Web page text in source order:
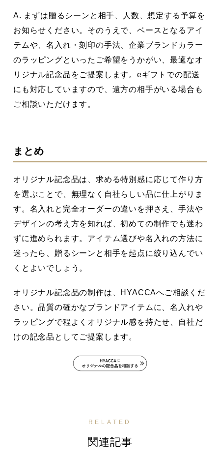
A. まずは贈るシーンと相手、人数、想定する予算を
お知らせください。そのうえで、ベースとなるアイ
テムや、名入れ・刻印の手法、企業ブランドカラー
のラッピングといったご希望をうかがい、最適なオ
リジナル記念品をご提案します。eギフトでの配送
にも対応していますので、遠方の相手がいる場合も
ご相談いただけます。
まとめ
オリジナル記念品は、求める特別感に応じて作り方
を選ぶことで、無理なく自社らしい品に仕上がりま
す。名入れと完全オーダーの違いを押さえ、手法や
デザインの考え方を知れば、初めての制作でも迷わ
ずに進められます。アイテム選びや名入れの方法に
迷ったら、贈るシーンと相手を起点に絞り込んでい
くとよいでしょう。
オリジナル記念品の制作は、HYACCAへご相談くだ
さい。品質の確かなブランドアイテムに、名入れや
ラッピングで程よくオリジナル感を持たせ、自社だ
けの記念品としてご提案します。
RELATED
関連記事